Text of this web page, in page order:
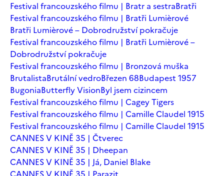
Festival francouzského filmu | Bratr a sestraBratři
Festival francouzského filmu | Bratři Lumièrové
Bratři Lumièrové – Dobrodružství pokračuje
Festival francouzského filmu | Bratři Lumièrové –
Dobrodružství pokračuje
Festival francouzského filmu | Bronzová muška
BrutalistaBrutální vedroBřezen 68Budapest 1957
BugoniaButterfly VisionByl jsem cizincem
Festival francouzského filmu | Cagey Tigers
Festival francouzského filmu | Camille Claudel 1915
Festival francouzského filmu | Camille Claudel 1915
CANNES V KINĚ 35 | Čtverec
CANNES V KINĚ 35 | Dheepan
CANNES V KINĚ 35 | Já, Daniel Blake